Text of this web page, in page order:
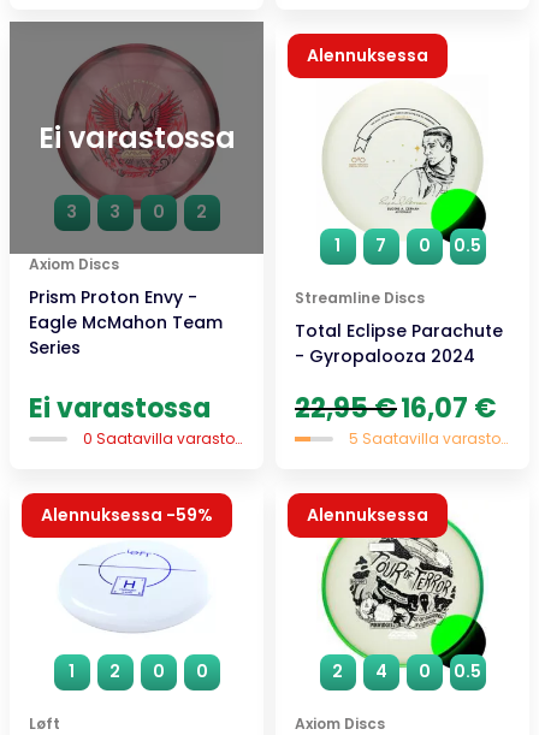
Ei varastossa
3 3 0 2
Axiom Discs
Prism Proton Envy -
Eagle McMahon Team
Series
Ei varastossa
0 Saatavilla varastossa
Uutuus
1 7 0 0.5
Streamline Discs
Total Eclipse Parachute
- Gyropalooza 2024
Alennuksessa
22,95€ Alkuperäinen
hinta
oli:
16,07 €
on:
5 Saatavilla varastossa
1 2 0 0
Løft
Alennuksessa -59%
2 4 0 0.5
Axiom Discs
Alennuksessa